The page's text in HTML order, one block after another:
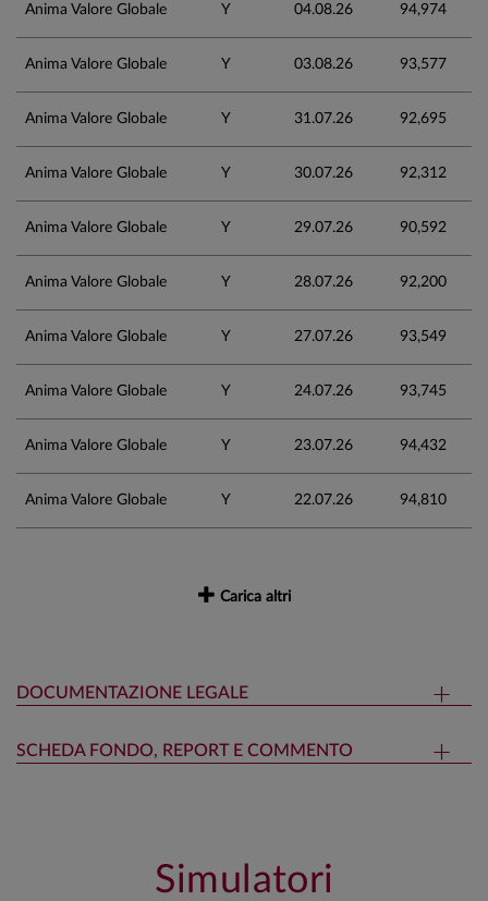
Anima Valore Globale Y 04.08.26 94,974
Anima Valore Globale Y 03.08.26 93,577
Anima Valore Globale Y 31.07.26 92,695
Anima Valore Globale Y 30.07.26 92,312
Anima Valore Globale Y 29.07.26 90,592
Anima Valore Globale Y 28.07.26 92,200
Anima Valore Globale Y 27.07.26 93,549
Anima Valore Globale Y 24.07.26 93,745
Anima Valore Globale Y 23.07.26 94,432
Anima Valore Globale Y 22.07.26 94,810
Carica altri
DOCUMENTAZIONE LEGALE
SCHEDA FONDO, REPORT E COMMENTO
Simulatori